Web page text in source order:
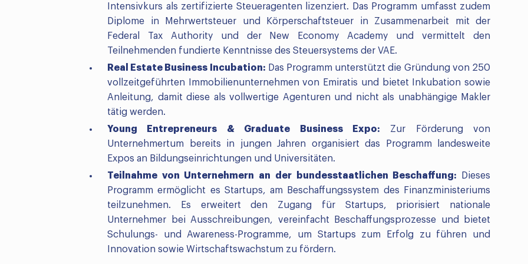
Intensivkurs als zertifizierte Steueragenten lizenziert. Das Programm umfasst zudem
Diplome in Mehrwertsteuer und Körperschaftsteuer in Zusammenarbeit mit der
Federal Tax Authority und der New Economy Academy und vermittelt den
Teilnehmenden fundierte Kenntnisse des Steuersystems der VAE.
Real Estate Business Incubation: Das Programm unterstützt die Gründung von 250
vollzeitgeführten Immobilienunternehmen von Emiratis und bietet Inkubation sowie
Anleitung, damit diese als vollwertige Agenturen und nicht als unabhängige Makler
tätig werden.
Young Entrepreneurs & Graduate Business Expo: Zur Förderung von
Unternehmertum bereits in jungen Jahren organisiert das Programm landesweite
Expos an Bildungseinrichtungen und Universitäten.
Teilnahme von Unternehmern an der bundesstaatlichen Beschaffung:
Dieses
Programm ermöglicht es Startups, am Beschaffungssystem des Finanzministeriums
teilzunehmen. Es erweitert den Zugang für Startups, priorisiert nationale
Unternehmer bei Ausschreibungen, vereinfacht Beschaffungsprozesse und bietet
Schulungs- und Awareness-Programme, um Startups zum Erfolg zu führen und
Innovation sowie Wirtschaftswachstum zu fördern.